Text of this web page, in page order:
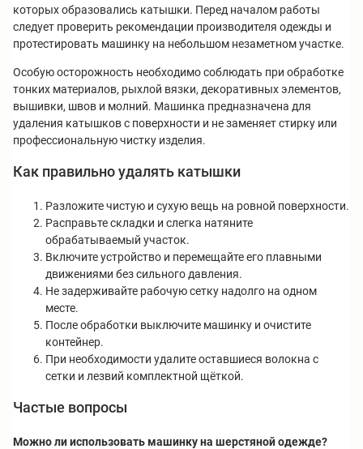
которых образовались катышки. Перед началом работы
следует проверить рекомендации производителя одежды и
протестировать машинку на небольшом незаметном участке.
Особую осторожность необходимо соблюдать при обработке
тонких материалов, рыхлой вязки, декоративных элементов,
вышивки, швов и молний. Машинка предназначена для
удаления катышков с поверхности и не заменяет стирку или
профессиональную чистку изделия.
Как правильно удалять катышки
Разложите чистую и сухую вещь на ровной поверхности.
Расправьте складки и слегка натяните
обрабатываемый участок.
Включите устройство и перемещайте его плавными
движениями без сильного давления.
Не задерживайте рабочую сетку надолго на одном
месте.
После обработки выключите машинку и очистите
контейнер.
При необходимости удалите оставшиеся волокна с
сетки и лезвий комплектной щёткой.
Частые вопросы
Можно ли использовать машинку на шерстяной одежде?